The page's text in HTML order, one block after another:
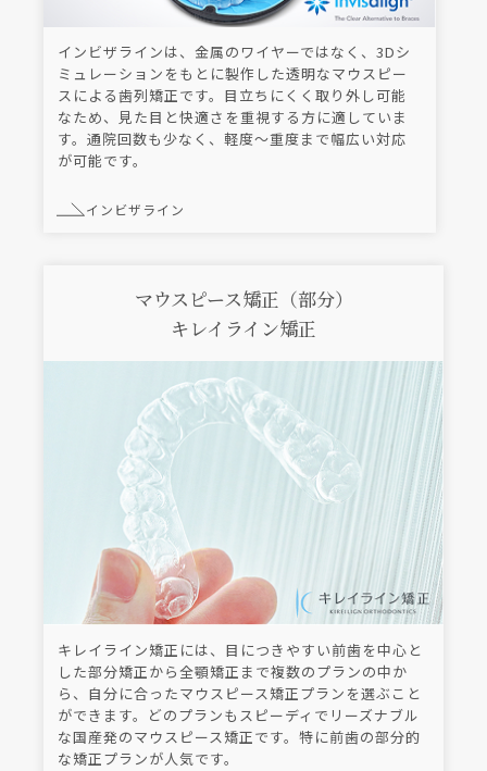
インビザラインは、金属のワイヤーではなく、3Dシ
ミュレーションをもとに製作した透明なマウスピー
スによる歯列矯正です。目立ちにくく取り外し可能
なため、見た目と快適さを重視する方に適していま
す。通院回数も少なく、軽度〜重度まで幅広い対応
が可能です。
インビザライン
マウスピース矯正（部分）
キレイライン矯正
キレイライン矯正には、目につきやすい前歯を中心と
した部分矯正から全顎矯正まで複数のプランの中か
ら、自分に合ったマウスピース矯正プランを選ぶこと
ができます。どのプランもスピーディでリーズナブル
な国産発のマウスピース矯正です。特に前歯の部分的
な矯正プランが人気です。